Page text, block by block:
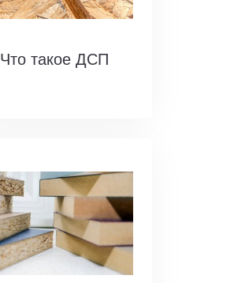
Что такое ДСП